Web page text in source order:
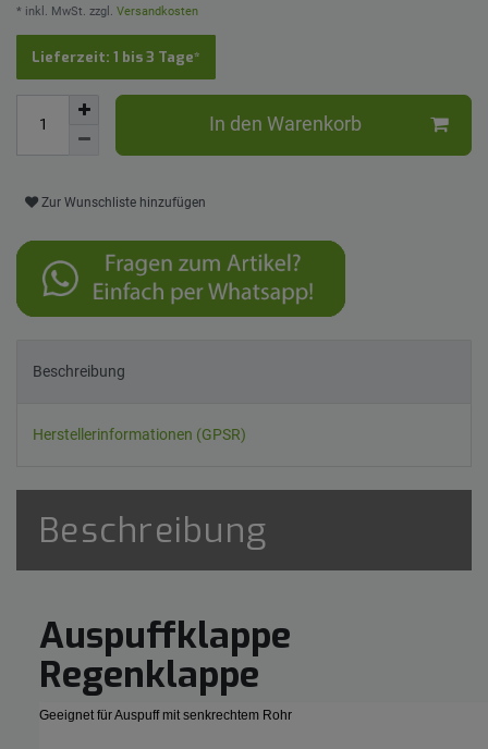
* inkl. MwSt. zzgl. Versandkosten
Lieferzeit: 1 bis 3 Tage*
In den Warenkorb
Zur Wunschliste hinzufügen
Beschreibung
Herstellerinformationen (GPSR)
Beschreibung
Auspuffklappe
Regenklappe
Geeignet für Auspuff mit senkrechtem Rohr